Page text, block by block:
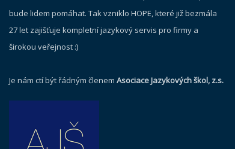
bude lidem pomáhat. Tak vzniklo HOPE, které již bezmála
27 let zajišťuje kompletní jazykový servis pro firmy a
širokou veřejnost :)
Je nám ctí být řádným členem Asociace Jazykových škol, z.s.